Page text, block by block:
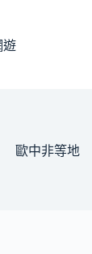
遊
歐中非等地